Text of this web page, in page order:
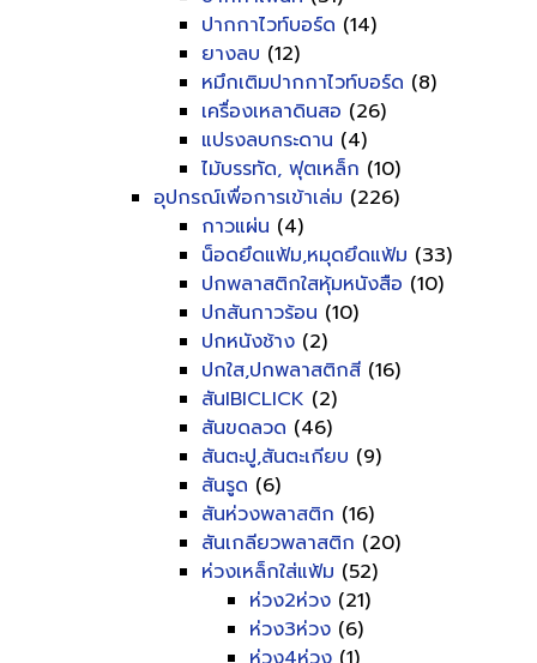
ปากกาไวท์บอร์ด (14)
ยางลบ (12)
หมึกเติมปากกาไวท์บอร์ด (8)
เครื่องเหลาดินสอ (26)
แปรงลบกระดาน (4)
ไม้บรรทัด, ฟุตเหล็ก (10)
อุปกรณ์เพื่อการเข้าเล่ม (226)
กาวแผ่น (4)
น็อดยึดแฟ้ม,หมุดยึดแฟ้ม (33)
ปกพลาสติกใสหุ้มหนังสือ (10)
ปกสันกาวร้อน (10)
ปกหนังช้าง (2)
ปกใส,ปกพลาสติกสี (16)
สันIBICLICK (2)
สันขดลวด (46)
สันตะปู,สันตะเกียบ (9)
สันรูด (6)
สันห่วงพลาสติก (16)
สันเกลียวพลาสติก (20)
ห่วงเหล็กใส่แฟ้ม (52)
ห่วง2ห่วง (21)
ห่วง3ห่วง (6)